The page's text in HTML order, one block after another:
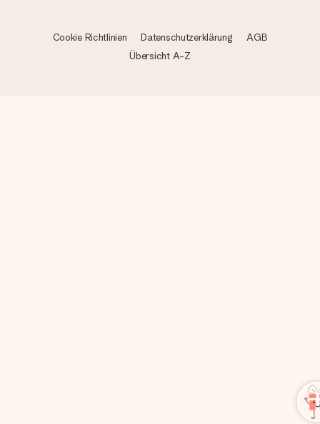
Cookie Richtlinien Datenschutzerklärung
AGB
Übersicht A-Z